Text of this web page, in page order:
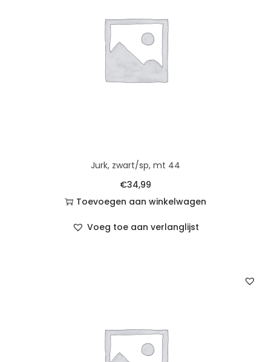
Jurk, zwart/sp, mt 44
€34,99
Toevoegen aan winkelwagen
Voeg toe aan verlanglijst